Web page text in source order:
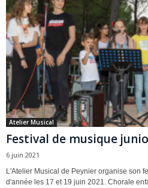
Atelier Musical
Festival de musique
6 juin 2021
L'Atelier Musical de Peynier organise son
d'année les 17 et 19 juin 2021. Chorale